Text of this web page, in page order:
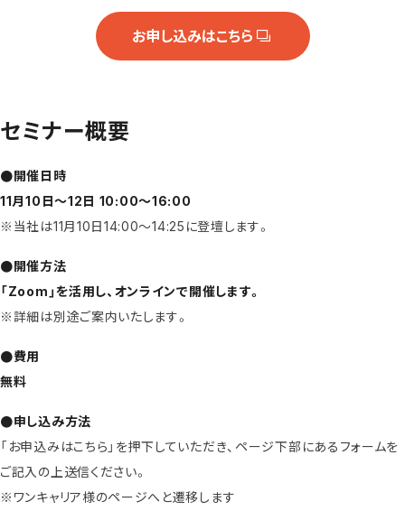
お申し込みはこちら
セミナー概要
●開催日時
11月10日～12日 10:00〜16:00
※当社は11月10日14:00～14:25に登壇します。
●開催方法
「Zoom」を活用し、オンラインで開催します。
※詳細は別途ご案内いたします。
●費用
無料
●申し込み方法
「お申込みはこちら」を押下していただき、ページ下部にあるフォームを
ご記入の上送信ください。
※ワンキャリア様のページへと遷移します